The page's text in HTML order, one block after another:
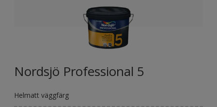
Nordsjö Professional 5
Helmatt väggfärg